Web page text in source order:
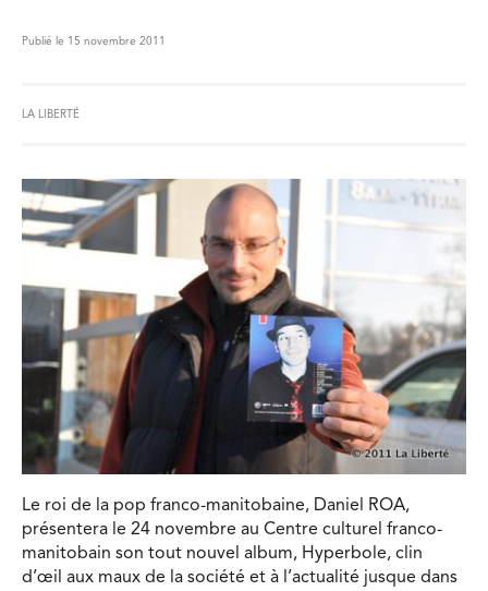
Publié le 15 novembre 2011
LA LIBERTÉ
Le roi de la pop franco-manitobaine, Daniel ROA,
présentera le 24 novembre au Centre culturel franco-
manitobain son tout nouvel album, Hyperbole, clin
d’œil aux maux de la société et à l’actualité jusque dans